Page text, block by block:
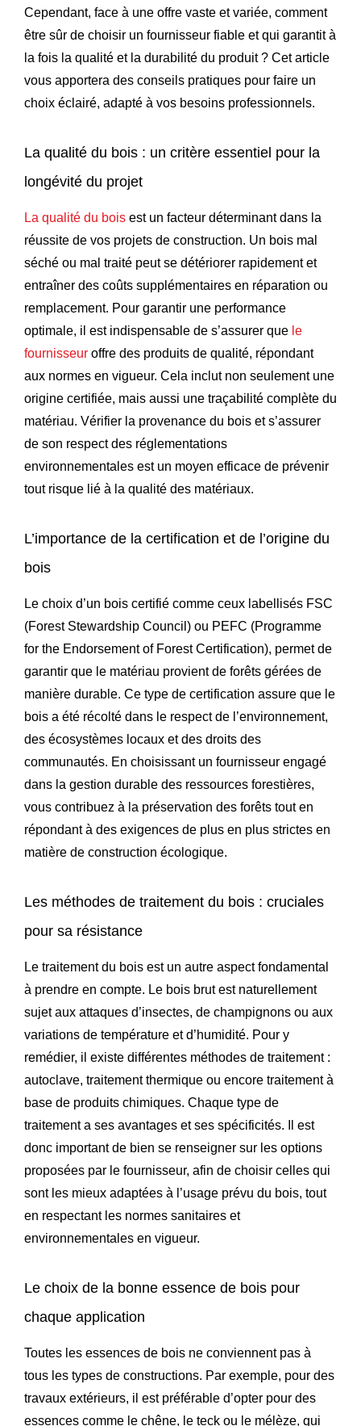
Cependant, face à une offre vaste et variée, comment
être sûr de choisir un fournisseur fiable et qui garantit à
la fois la qualité et la durabilité du produit ? Cet article
vous apportera des conseils pratiques pour faire un
choix éclairé, adapté à vos besoins professionnels.
La qualité du bois : un critère essentiel pour la
longévité du projet
La qualité du bois est un facteur déterminant dans la
réussite de vos projets de construction. Un bois mal
séché ou mal traité peut se détériorer rapidement et
entraîner des coûts supplémentaires en réparation ou
remplacement. Pour garantir une performance
optimale, il est indispensable de s’assurer que le
fournisseur offre des produits de qualité, répondant
aux normes en vigueur. Cela inclut non seulement une
origine certifiée, mais aussi une traçabilité complète du
matériau. Vérifier la provenance du bois et s’assurer
de son respect des réglementations
environnementales est un moyen efficace de prévenir
tout risque lié à la qualité des matériaux.
L’importance de la certification et de l’origine du
bois
Le choix d’un bois certifié comme ceux labellisés FSC
(Forest Stewardship Council) ou PEFC (Programme
for the Endorsement of Forest Certification), permet de
garantir que le matériau provient de forêts gérées de
manière durable. Ce type de certification assure que le
bois a été récolté dans le respect de l’environnement,
des écosystèmes locaux et des droits des
communautés. En choisissant un fournisseur engagé
dans la gestion durable des ressources forestières,
vous contribuez à la préservation des forêts tout en
répondant à des exigences de plus en plus strictes en
matière de construction écologique.
Les méthodes de traitement du bois : cruciales
pour sa résistance
Le traitement du bois est un autre aspect fondamental
à prendre en compte. Le bois brut est naturellement
sujet aux attaques d’insectes, de champignons ou aux
variations de température et d’humidité. Pour y
remédier, il existe différentes méthodes de traitement :
autoclave, traitement thermique ou encore traitement à
base de produits chimiques. Chaque type de
traitement a ses avantages et ses spécificités. Il est
donc important de bien se renseigner sur les options
proposées par le fournisseur, afin de choisir celles qui
sont les mieux adaptées à l’usage prévu du bois, tout
en respectant les normes sanitaires et
environnementales en vigueur.
Le choix de la bonne essence de bois pour
chaque application
Toutes les essences de bois ne conviennent pas à
tous les types de constructions. Par exemple, pour des
travaux extérieurs, il est préférable d’opter pour des
essences comme le chêne, le teck ou le mélèze, qui